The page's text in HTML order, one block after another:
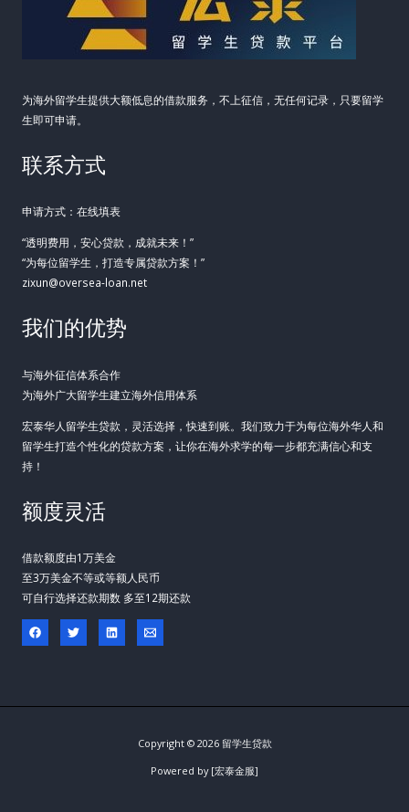
为海外留学生提供大额低息的借款服务，不上征信，无任何记录，只要留学
生即可申请。
联系方式
申请方式：在线填表
“透明费用，安心贷款，成就未来！”
“为每位留学生，打造专属贷款方案！”
zixun@oversea-loan.net
我们的优势
与海外征信体系合作
为海外广大留学生建立海外信用体系
宏泰华人留学生贷款，灵活选择，快速到账。我们致力于为每位海外华人和
留学生打造个性化的贷款方案，让你在海外求学的每一步都充满信心和支
持！
额度灵活
借款额度由1万美金
至3万美金不等或等额人民币
可自行选择还款期数 多至12期还款
Copyright © 2026 留学生贷款
Powered by [宏泰金服]